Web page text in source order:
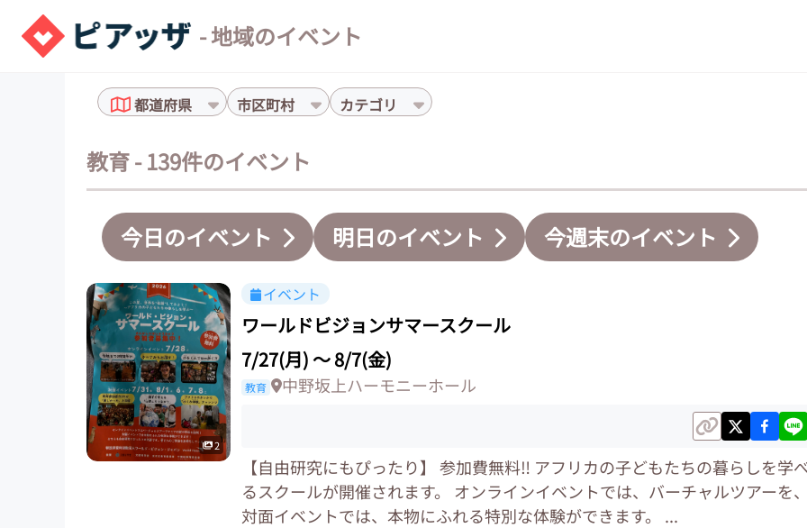
- 地域のイベント
都道府県 市区町村 カテゴリ
教育 - 139件のイベント
今日のイベント 明日のイベント 今週末のイベント
2
イベント
ワールドビジョンサマースクール
7/27(月)〜8/7(金)
教育 中野坂上ハーモニーホール
【自由研究にもぴったり】 参加費無料‼️ アフリカの子どもたちの暮らしを学
るスクールが開催されます。 オンラインイベントでは、バーチャルツアーを
対面イベントでは、本物にふれる特別な体験ができます。 ...